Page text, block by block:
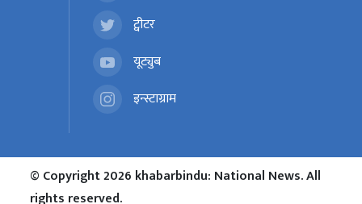
ट्वीटर
यूट्युब
इन्स्टाग्राम
© Copyright 2026 khabarbindu: National News. All
rights reserved.